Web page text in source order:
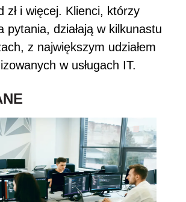
zł i więcej. Klienci, którzy
pytania, działają w kilkunastu
z największym udziałem
w usługach IT.